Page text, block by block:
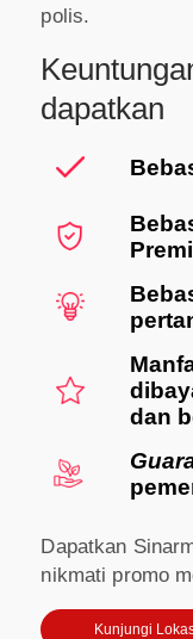
polis.
dapatkan
dan
Dapatkan
nikmati promo
Kunjungi